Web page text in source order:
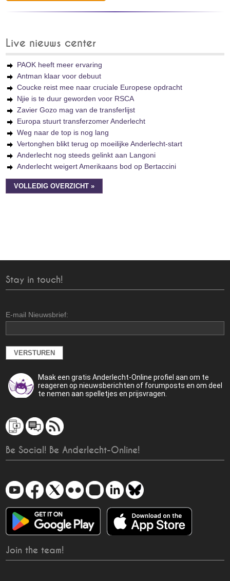
Live nieuws center
PAOK heeft meer ervaring
Antman klaar voor debuut
Coucke reist mee naar cruciale Europese opdracht
Njie is te duur geworden voor RSCA
Zavier Gozo mag van de transferlijst
Europa stuurt transferzomer Anderlecht
Weg naar de top is nog lang
Vertonghen blikt terug op moeilijke Anderlecht-start
Anderlecht nog steeds gelinkt aan Langoni
Anderlecht weigert Amerikaans bod op Bertaccini
VOLLEDIG OVERZICHT »
Stay in touch!
E-mail Nieuwsbrief:
Maak een gratis Anderlecht-Online profiel aan om te
reageren op nieuwsberichten of forumposts en om deel
te nemen aan spelletjes en prijsvragen.
Be Social! Be Anderlecht-Online!
Join the team!